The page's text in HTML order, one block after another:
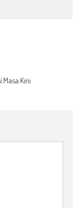
Masa Kini